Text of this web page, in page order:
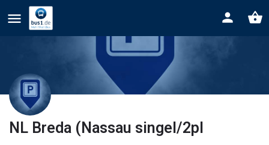
NL Breda (Nassau singel/2pl